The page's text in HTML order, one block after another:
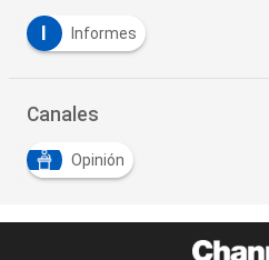
I Informes
Canales
Opinión